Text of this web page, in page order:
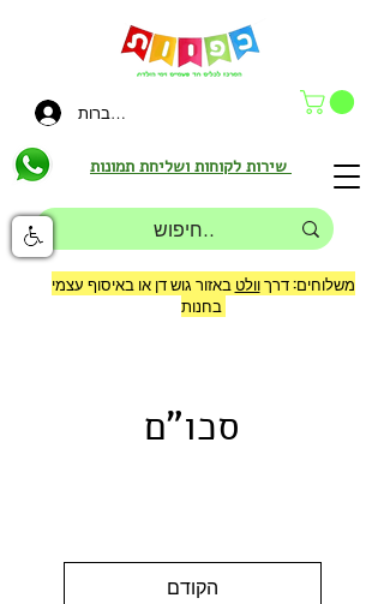
להתחברות
משלוחים: דרךוולט באזור גוש דן או באיסוף עצמי
בחנות
סכו"ם
הקודם